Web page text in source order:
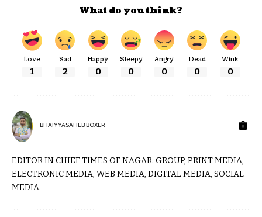
What do you think?
Love
1
Sad
2
Happy
0
Sleepy
0
Angry
0
Dead
0
Wink
0
BHAIYYASAHEB BOXER
EDITOR IN CHIEF TIMES OF NAGAR. GROUP, PRINT MEDIA,
ELECTRONIC MEDIA, WEB MEDIA, DIGITAL MEDIA, SOCIAL
MEDIA.